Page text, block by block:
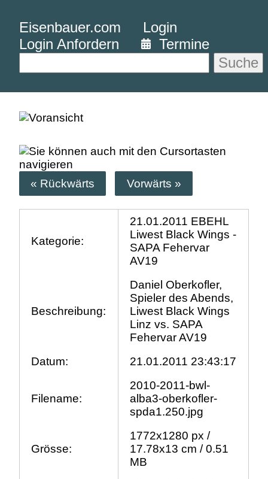
Eisenbauer.com
Login
Login Anfordern
Termine
Suche
« Rückwärts Vorwärts »
Kategorie:
21.01.2011 EBEHL
Liwest Black Wings -
SAPA Fehervar
AV19
Beschreibung:
Daniel Oberkofler,
Spieler des Abends,
Liwest Black Wings
Linz vs. SAPA
Fehervar AV19
Datum:
21.01.2011 23:43:17
Filename:
2010-2011-bwl-
alba3-oberkofler-
spda1.250.jpg
Grösse:
1772x1280 px /
17.78x13 cm / 0.51
MB